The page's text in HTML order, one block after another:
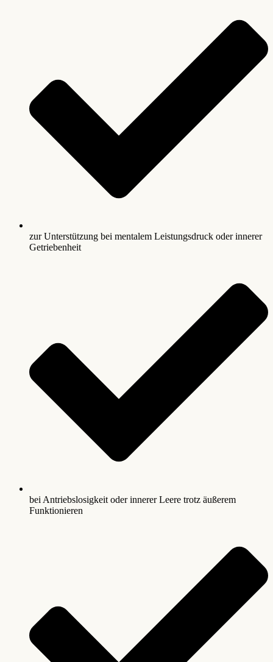
zur Unterstützung bei mentalem Leistungsdruck oder innerer
Getriebenheit
bei Antriebslosigkeit oder innerer Leere trotz äußerem
Funktionieren